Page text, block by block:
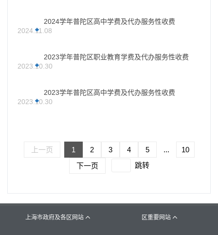
2024学年普陀区高中学费及代办服务性收费
2024.11.08
2023学年普陀区职业教育学费及代办服务性收费
2023.10.30
2023学年普陀区高中学费及代办服务性收费
2023.10.30
上一页 1 2 3 4 5 ...
10
下一页
跳转
上海市政府及各区网站  区重要网站 